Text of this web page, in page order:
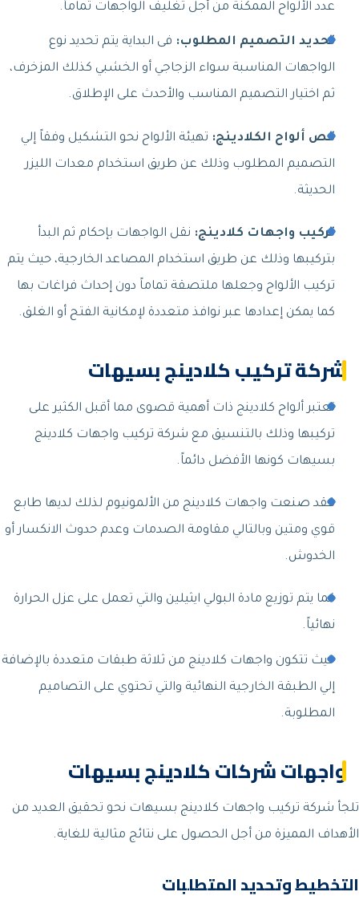
عدد الألواح الممكنة من أجل تغليف الواجهات تماماً.
تحديد التصميم المطلوب: فى البداية يتم تحديد نوع
الواجهات المناسبة سواء الزجاجي أو الخشبي كذلك المزخرف،
ثم اختيار التصميم المناسب والأحدث على الإطلاق.
قص ألواح الكلادينج: تهيئة الألواح نحو التشكيل وفقاً إلي
التصميم المطلوب وذلك عن طريق استخدام معدات الليزر
الحديثة.
تركيب واجهات كلادينج: نقل الواجهات بإحكام ثم البدأ
بتركيبها وذلك عن طريق استخدام المصاعد الخارجية، حيث يتم
تركيب الألواح وجعلها ملتصقة تماماً دون إحداث فراغات بها
كما يمكن إعدادها عبر نوافذ متعددة لإمكانية الفتح أو الغلق.
شركة تركيب كلادينج بسيهات
تعتبر ألواح كلادينج ذات أهمية قصوى مما أقبل الكثير على
تركيبها وذلك بالتنسيق مع شركة تركيب واجهات كلادينج
بسيهات كونها الأفضل دائماً.
فقد صنعت واجهات كلادينج من الألمونيوم لذلك لديها طابع
قوي ومتين وبالتالي مقاومة الصدمات وعدم حدوث الانكسار أو
الخدوش.
كما يتم توزيع مادة البولي ايثيلين والتي تعمل على عزل الحرارة
نهائياً.
حيث تتكون واجهات كلادينج من ثلاثة طبقات متعددة بالإضافة
إلي الطبقة الخارجية النهائية والتي تحتوي على التصاميم
المطلوبة.
واجهات شركات كلادينج بسيهات
تلجأ شركة تركيب واجهات كلادينج بسيهات نحو تحقيق العديد من
الأهداف المميزة من أجل الحصول على نتائج مثالية للغاية.
التخطيط وتحديد المتطلبات